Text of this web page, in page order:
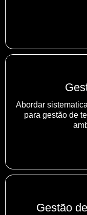
Abordar
para gestão de
Gestão